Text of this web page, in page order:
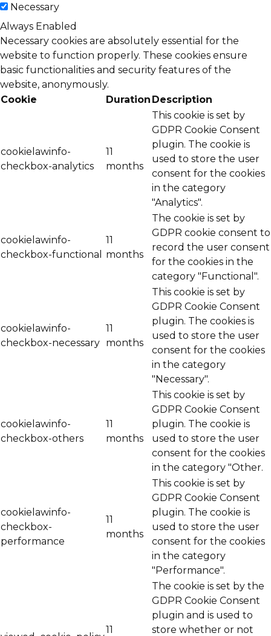
Necessary
Always Enabled
Necessary cookies are absolutely essential for the
website to function properly. These cookies ensure
basic functionalities and security features of the
website, anonymously.
Cookie
Duration Description
cookielawinfo-
checkbox-analytics
11
months
This cookie is set by
GDPR Cookie Consent
plugin. The cookie is
used to store the user
consent for the cookies
in the category
"Analytics".
cookielawinfo-
checkbox-functional
11
months
The cookie is set by
GDPR cookie consent to
record the user consent
for the cookies in the
category "Functional".
cookielawinfo-
checkbox-necessary
11
months
This cookie is set by
GDPR Cookie Consent
plugin. The cookies is
used to store the user
consent for the cookies
in the category
"Necessary".
cookielawinfo-
checkbox-others
11
months
This cookie is set by
GDPR Cookie Consent
plugin. The cookie is
used to store the user
consent for the cookies
in the category "Other.
cookielawinfo-
checkbox-
performance
11
months
This cookie is set by
GDPR Cookie Consent
plugin. The cookie is
used to store the user
consent for the cookies
in the category
"Performance".
11
The cookie is set by the
GDPR Cookie Consent
plugin and is used to
store whether or not